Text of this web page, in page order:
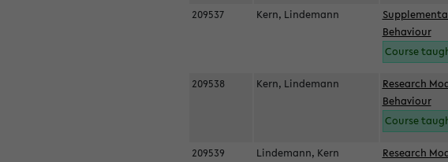
209537 Kern, Lindemann
Behaviour
Course
209538 Kern, Lindemann
Research
Behaviour
Course
209539 Lindemann, Kern
Research